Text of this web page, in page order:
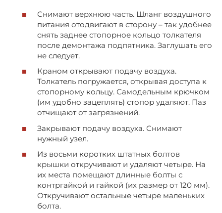
Снимают верхнюю часть. Шланг воздушного
питания отодвигают в сторону – так удобнее
снять заднее стопорное кольцо толкателя
после демонтажа подпятника. Заглушать его
не следует.
Краном открывают подачу воздуха.
Толкатель погружается, открывая доступа к
стопорному кольцу. Самодельным крючком
(им удобно зацеплять) стопор удаляют. Паз
отчищают от загрязнений.
Закрывают подачу воздуха. Снимают
нужный узел.
Из восьми коротких штатных болтов
крышки откручивают и удаляют четыре. На
их места помещают длинные болты с
контргайкой и гайкой (их размер от 120 мм).
Откручивают остальные четыре маленьких
болта.